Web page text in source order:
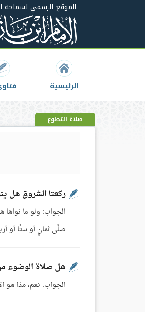
الموقع الرسمي لسماحة
الرئيسية
صلاة التطوع
ركعتا الشروق هل
الجواب: ولو ما
صلَّى ثمانٍ أو ستًّا أو
هل صلاة الوضوء
الجواب: نعم، هذا هو